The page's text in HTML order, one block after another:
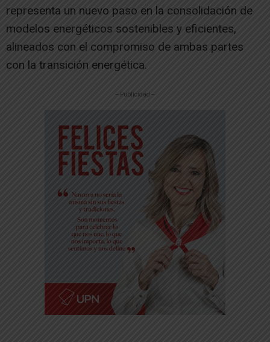
representa un nuevo paso en la consolidación de
modelos energéticos sostenibles y eficientes,
alineados con el compromiso de ambas partes
con la transición energética.
-- Publicidad --